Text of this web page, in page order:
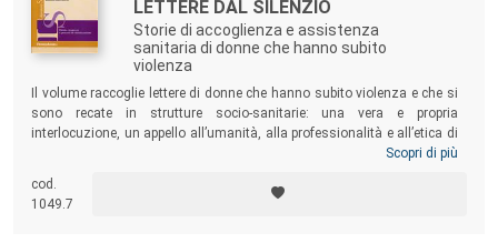
LETTERE DAL SILENZIO
Storie di accoglienza e assistenza
sanitaria di donne che hanno subito
violenza
Il volume raccoglie lettere di donne che hanno subito violenza e che si
sono recate in strutture socio-sanitarie: una vera e propria
interlocuzione, un appello all’umanità, alla professionalità e all’etica di
tutti i soggetti coinvolti. Il libro propone un percorso di conoscenza
un prendersi cura messo in atto con una prospettiva attenta alle storie
di vita, proprie e altrui.
Scopri di più
cod.
1049.7